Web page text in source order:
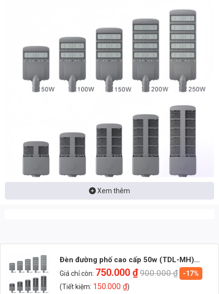
🚀 Zalo 1 (Tư vấn chính)
Xem thêm
Đèn đường phố cao cấp 50w (TDL-MH)
Thành Đạt Led
Giá chỉ còn: 750.000₫900.000₫
-17%
(Tiết kiệm: 150.000₫)